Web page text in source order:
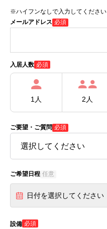
※ハイフンなしで入力してください
メールアドレス 必須
入居人数 必須
1人 2人
ご要望・ご質問 必須
ご希望日程 任意
日付を選択してください
設備 必須